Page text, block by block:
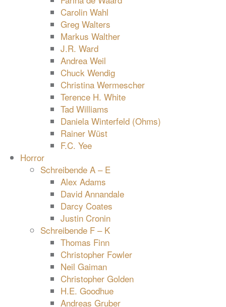
Carolin Wahl
Greg Walters
Markus Walther
J.R. Ward
Andrea Weil
Chuck Wendig
Christina Wermescher
Terence H. White
Tad Williams
Daniela Winterfeld (Ohms)
Rainer Wüst
F.C. Yee
Horror
Schreibende A – E
Alex Adams
David Annandale
Darcy Coates
Justin Cronin
Schreibende F – K
Thomas Finn
Christopher Fowler
Neil Gaiman
Christopher Golden
H.E. Goodhue
Andreas Gruber